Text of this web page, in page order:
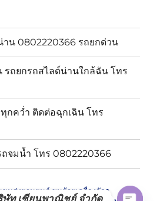
าน 0802220366 รถยกด่วน
รถยกรถสไลด์น่านใกล้ฉัน โทร
กคว่ำ ติดต่อฉุกเฉิน โทร
ถจมน้ำ โทร 0802220366
นส่งยานยนต์ ขนย้ายเครื่องจักร
ษัท เซียนพาณิชย์ จำกัด